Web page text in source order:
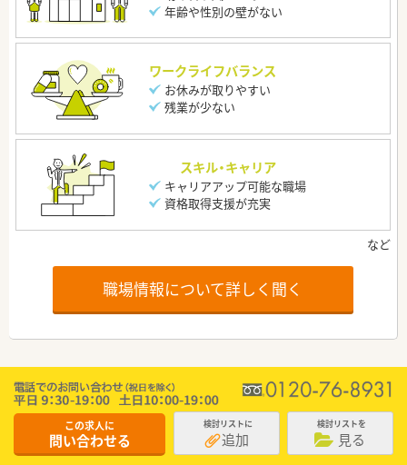
年齢や性別の壁がない
ワークライフバランス
お休みが取りやすい
残業が少ない
スキル・キャリア
キャリアアップ可能な職場
資格取得支援が充実
職場情報について詳しく聞く
この求人に
問い合わせる
検討リストに
追加
検討リストを
見る